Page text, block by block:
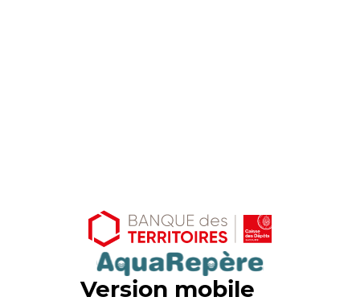
Version mobile